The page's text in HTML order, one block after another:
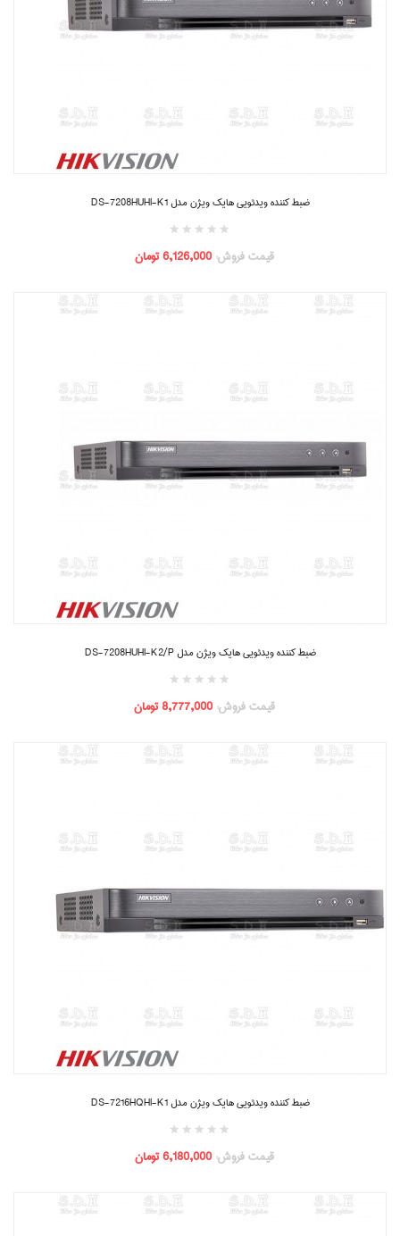
ضبط کننده ویدئویی هایک ویژن مدل DS-7208HUHI-K1
قیمت فروش: 6,126,000 تومان
ضبط کننده ویدئویی هایک ویژن مدل DS-7208HUHI-K2/P
قیمت فروش: 8,777,000 تومان
ضبط کننده ویدئویی هایک ویژن مدل DS-7216HQHI-K1
قیمت فروش: 6,180,000 تومان